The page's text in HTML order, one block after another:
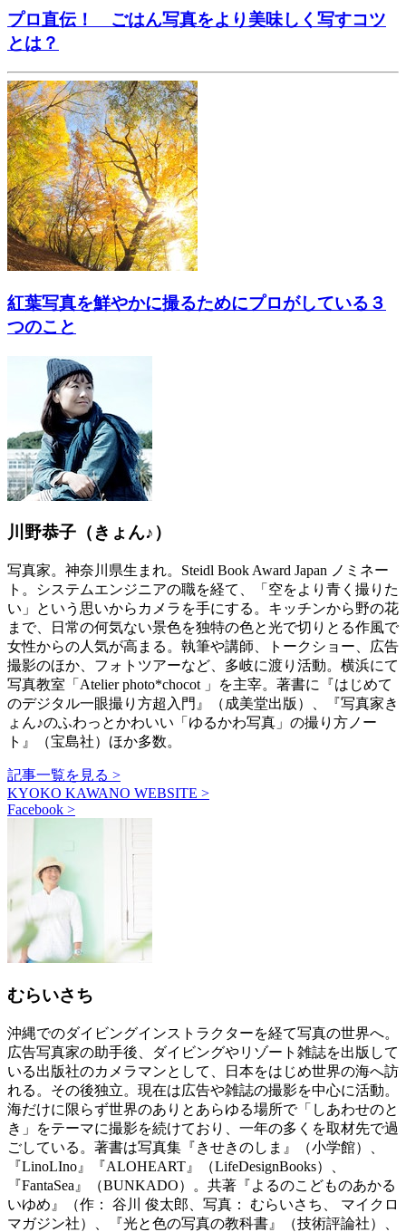
プロ直伝！ ごはん写真をより美味しく写すコツ
とは？
紅葉写真を鮮やかに撮るためにプロがしている３
つのこと
川野恭子（きょん♪）
写真家。神奈川県生まれ。Steidl Book Award Japan ノミネー
ト。システムエンジニアの職を経て、「空をより青く撮りた
い」という思いからカメラを手にする。キッチンから野の花
まで、日常の何気ない景色を独特の色と光で切りとる作風で
女性からの人気が高まる。執筆や講師、トークショー、広告
撮影のほか、フォトツアーなど、多岐に渡り活動。横浜にて
写真教室「Atelier photo*chocot 」を主宰。著書に『はじめて
のデジタル一眼撮り方超入門』（成美堂出版）、『写真家き
ょん♪のふわっとかわいい「ゆるかわ写真」の撮り方ノー
ト』（宝島社）ほか多数。
記事一覧を見る >
KYOKO KAWANO WEBSITE >
Facebook >
むらいさち
沖縄でのダイビングインストラクターを経て写真の世界へ。
広告写真家の助手後、ダイビングやリゾート雑誌を出版して
いる出版社のカメラマンとして、日本をはじめ世界の海へ訪
れる。その後独立。現在は広告や雑誌の撮影を中心に活動。
海だけに限らず世界のありとあらゆる場所で「しあわせのと
き」をテーマに撮影を続けており、一年の多くを取材先で過
ごしている。著書は写真集『きせきのしま』（小学館）、
『LinoLIno』『ALOHEART』（LifeDesignBooks）、
『FantaSea』（BUNKADO）。共著『よるのこどものあかる
いゆめ』（作： 谷川 俊太郎、写真： むらいさち、 マイクロ
マガジン社）、『光と色の写真の教科書』（技術評論社）、